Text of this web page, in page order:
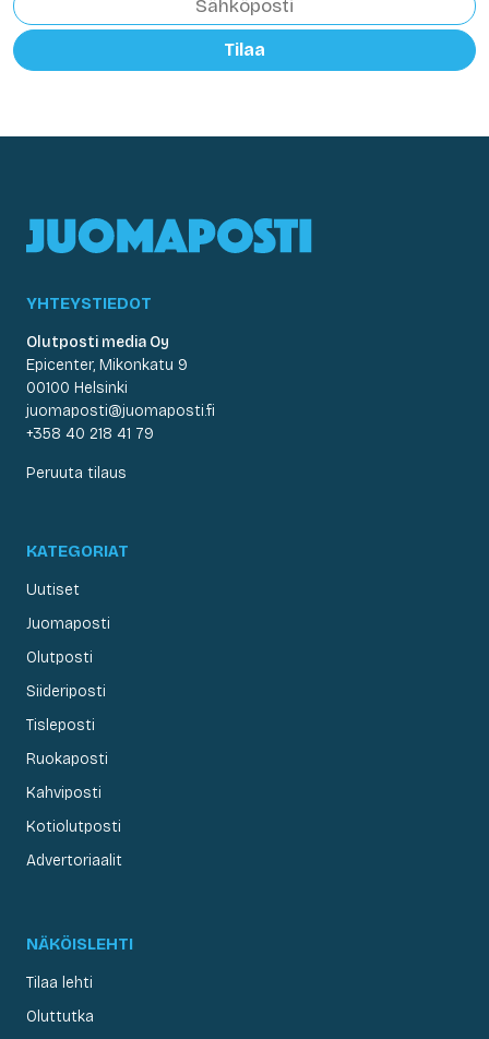
Tilaa
YHTEYSTIEDOT
Olutposti media Oy
Epicenter, Mikonkatu 9
00100 Helsinki
juomaposti@juomaposti.fi
+358 40 218 41 79
Peruuta tilaus
KATEGORIAT
Uutiset
Juomaposti
Olutposti
Siideriposti
Tisleposti
Ruokaposti
Kahviposti
Kotiolutposti
Advertoriaalit
NÄKÖISLEHTI
Tilaa lehti
Oluttutka